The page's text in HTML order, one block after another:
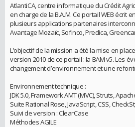
AtlantiCA, centre informatique du Crédit
en charge de la B.A.M. Ce portail WEB écrit
plusieurs applications partenaires
Avantage Mozaïc, Sofinco, Predica,
L’objectif de la mission a été la mise en
version 2010 de ce portail : la BAM v5. Les
changement d’environnement et une
Environnement technique :
JDK 5.0, Framework AMT (MVC), Struts,
Suite Rational Rose, JavaScript, CSS,
Suivi de version : ClearCase
Méthodes AGILE